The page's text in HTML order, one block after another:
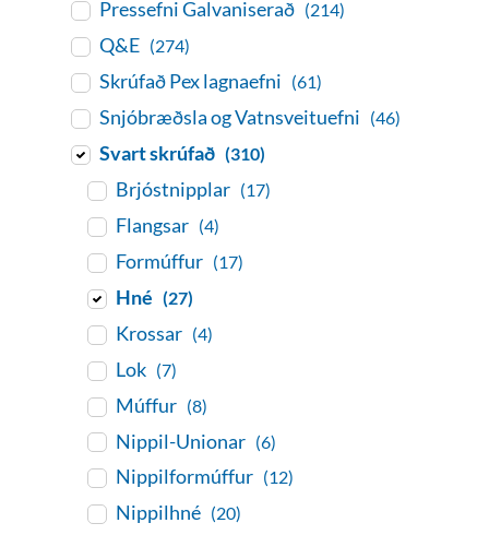
Pressefni Galvaniserað (214)
Q&E (274)
Skrúfað Pex lagnaefni (61)
Snjóbræðsla og Vatnsveituefni (46)
Svart skrúfað (310)
Brjóstnipplar (17)
Flangsar (4)
Formúffur (17)
Hné (27)
Krossar (4)
Lok (7)
Múffur (8)
Nippil-Unionar (6)
Nippilformúffur (12)
Nippilhné (20)